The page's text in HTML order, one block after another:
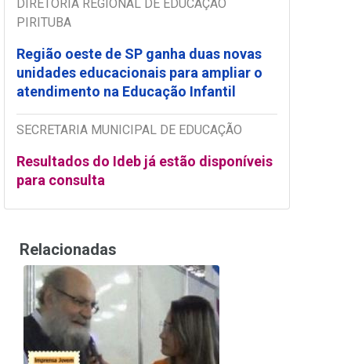
DIRETORIA REGIONAL DE EDUCAÇÃO
PIRITUBA
Região oeste de SP ganha duas novas
unidades educacionais para ampliar o
atendimento na Educação Infantil
SECRETARIA MUNICIPAL DE EDUCAÇÃO
Resultados do Ideb já estão disponíveis
para consulta
Relacionadas